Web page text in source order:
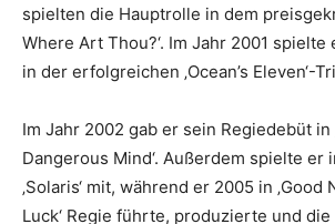
spielten die Hauptrolle in dem
Where Art Thou?‘. Im Jahr 2001
in der erfolgreichen ‚Ocean’s Eleven‘-
Im Jahr 2002 gab er sein Regiedebüt in
Dangerous Mind‘. Außerdem spielte er
‚Solaris‘ mit, während er 2005 in ‚Good
Luck‘ Regie führte, produzierte und